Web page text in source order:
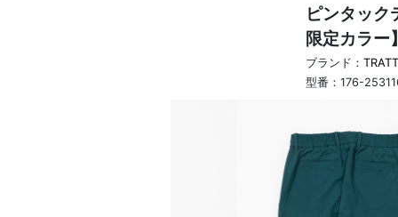
ピンタック
限定カラー
ブランド：
型番： 176-